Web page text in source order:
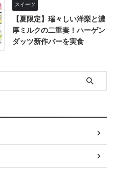
スイーツ
【夏限定】瑞々しい洋梨と濃
厚ミルクの二重奏！ハーゲン
ダッツ新作バーを実食